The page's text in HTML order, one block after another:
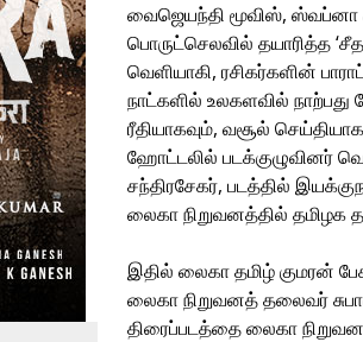
வைஜெயந்தி மூவிஸ், ஸ்வப்னா
பொருட்செலவில் தயாரித்த
வெளியாகி, ரசிகர்களின்
நாட்களில் உலகளவில் நாற்பது
ரீதியாகவும், வசூல்
ஹோட்டலில் படக்குழுவினர்
சந்திரசேகர், படத்தில்
லைகா நிறுவனத்தில் தமிழக
இதில் லைகா தமிழ் குமரன்
லைகா நிறுவனத் தலைவர்
திரைப்படத்தை லைகா